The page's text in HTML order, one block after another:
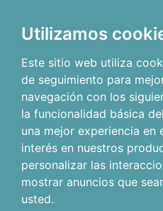
Utilizamos
Este sitio web utiliza
de seguimiento para
navegación con los
la funcionalidad básica
una mejor experiencia en
interés en nuestros
personalizar las
mostrar anuncios que
usted.